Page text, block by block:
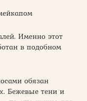
Именно этот
в подобном
обязан
Бежевые тени и